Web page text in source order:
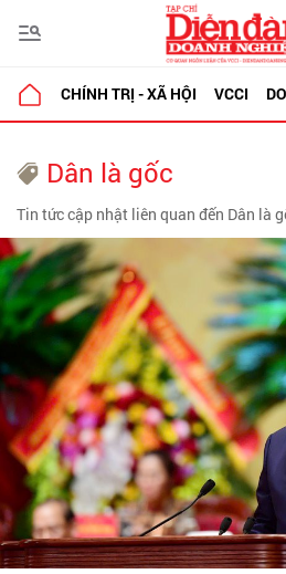
CHÍNH TRỊ - XÃ HỘI VCCI
Dân là gốc
Tin tức cập nhật liên quan đến Dân là